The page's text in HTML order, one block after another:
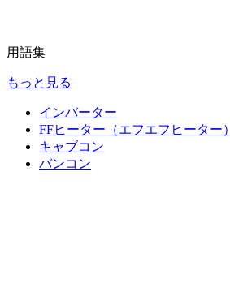
用語集
もっと見る
インバーター
FFヒーター（エフエフヒーター）
キャブコン
バンコン